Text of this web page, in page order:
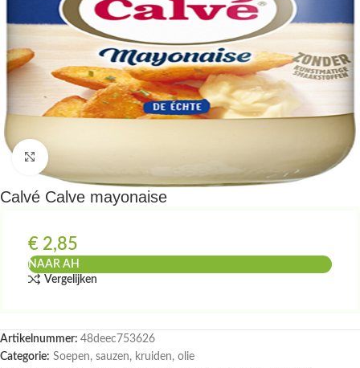
Klik om te vergroten
Calvé Calve mayonaise
€ 2,85
NAAR AH
Vergelijken
Artikelnummer: 48deec753626
Categorie: Soepen, sauzen, kruiden, olie